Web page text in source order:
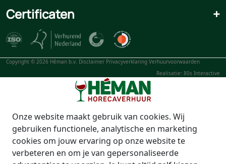
Certificaten +
Copyright © 2026 Héman b.v. Disclaimer Privacyverklaring Verhuurvoorwaarden
Realisatie: 80s Interactive
Onze website maakt gebruik van cookies. Wij
gebruiken functionele, analytische en marketing
cookies om jouw ervaring op onze website te
verbeteren en om je van gepersonaliseerde